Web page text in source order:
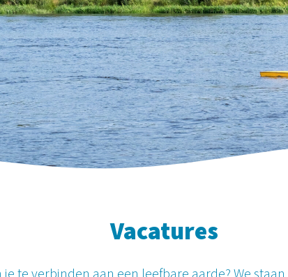
Vacatures